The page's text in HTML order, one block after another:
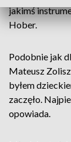
jakimś
Hober.
Podobnie jak
Mateusz
byłem
zaczęło.
opowiada.